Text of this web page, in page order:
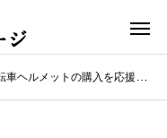
ヘルメットの購入を応援します（稲美町）